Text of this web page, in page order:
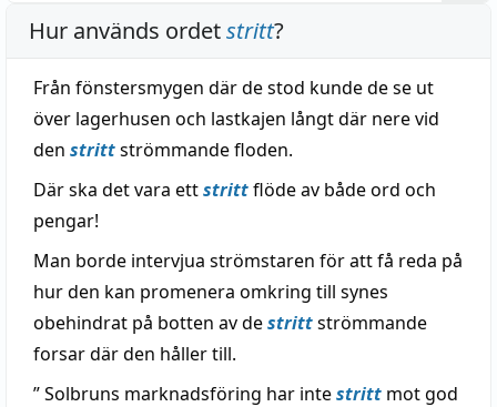
Hur används ordetstritt?
Från fönstersmygen där de stod kunde de se ut
över lagerhusen och lastkajen långt där nere vid
den strittströmmande floden.
Där ska det vara ettstrittflöde av både ord och
pengar!
Man borde intervjua strömstaren för att få reda på
hur den kan promenera omkring till synes
obehindrat på botten av destrittströmmande
forsar där den håller till.
” Solbruns marknadsföring har intestritt mot god